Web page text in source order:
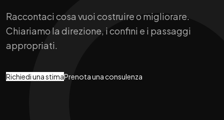
Raccontaci cosa vuoi costruire o migliorare.
Chiariamo la direzione, i confini e i passaggi
appropriati.
Richiedi una stimaPrenota una consulenza